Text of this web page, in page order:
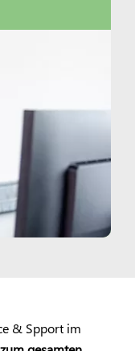
& Spport im